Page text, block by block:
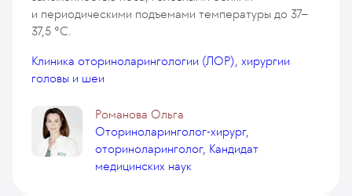
и периодическими подъемами температуры до 37–
37,5 °C.
Клиника оториноларингологии (ЛОР), хирургии
головы и шеи
Романова Ольга
Оториноларинголог-хирург,
оториноларинголог, Кандидат
медицинских наук